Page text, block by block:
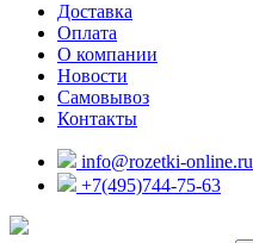
Доставка
Оплата
О компании
Новости
Самовывоз
Контакты
info@rozetki-online.ru
+7(495)744-75-63